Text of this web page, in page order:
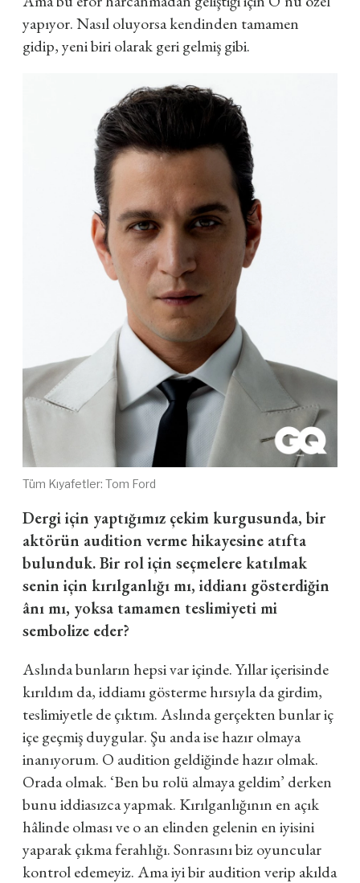
yapıyor. Nasıl oluyorsa kendinden tamamen
gidip, yeni biri olarak geri gelmiş gibi.
Tüm Kıyafetler: Tom Ford
Dergi için yaptığımız çekim kurgusunda, bir
aktörün audition verme hikayesine atıfta
bulunduk. Bir rol için seçmelere katılmak
senin için kırılganlığı mı, iddianı gösterdiğin
ânı mı, yoksa tamamen teslimiyeti mi
sembolize eder?
Aslında bunların hepsi var içinde. Yıllar içerisinde
kırıldım da, iddiamı gösterme hırsıyla da girdim,
teslimiyetle de çıktım. Aslında gerçekten bunlar iç
içe geçmiş duygular.Şu anda ise hazır olmaya
inanıyorum. O audition geldiğinde hazır olmak.
Orada olmak. ‘Ben bu rolü almaya geldim’ derken
bunu iddiasızca yapmak. Kırılganlığının en açık
hâlinde olması ve o an elinden gelenin en iyisini
yaparak çıkma ferahlığı.Sonrasını biz oyuncular
kontrol edemeyiz. Ama iyi bir audition verip akılda